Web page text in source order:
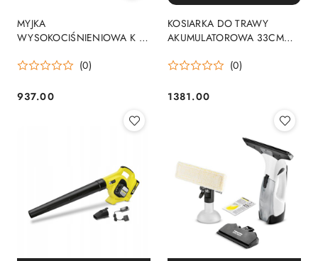
MYJKA
WYSOKOCIŚNIENIOWA K 5
(0)
Cena:
937.00
KOSIARKA DO TRAWY
AKUMULATOROWA 33CM
(0)
Cena:
1381.00